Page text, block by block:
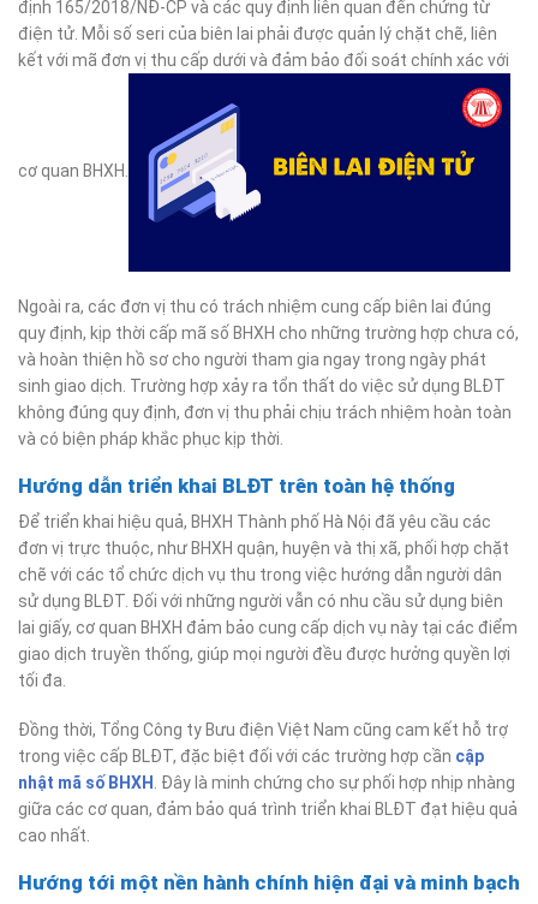
định 165/2018/NĐ-CP và các quy định liên quan đến chứng từ
điện tử. Mỗi số seri của biên lai phải được quản lý chặt chẽ, liên
kết với mã đơn vị thu cấp dưới và đảm bảo đối soát chính xác với
cơ quan BHXH.
Ngoài ra, các đơn vị thu có trách nhiệm cung cấp biên lai đúng
quy định, kịp thời cấp mã số BHXH cho những trường hợp chưa có,
và hoàn thiện hồ sơ cho người tham gia ngay trong ngày phát
sinh giao dịch. Trường hợp xảy ra tổn thất do việc sử dụng BLĐT
không đúng quy định, đơn vị thu phải chịu trách nhiệm hoàn toàn
và có biện pháp khắc phục kịp thời.
Hướng dẫn triển khai BLĐT trên toàn hệ thống
Để triển khai hiệu quả, BHXH Thành phố Hà Nội đã yêu cầu các
đơn vị trực thuộc, như BHXH quận, huyện và thị xã, phối hợp chặt
chẽ với các tổ chức dịch vụ thu trong việc hướng dẫn người dân
sử dụng BLĐT. Đối với những người vẫn có nhu cầu sử dụng biên
lai giấy, cơ quan BHXH đảm bảo cung cấp dịch vụ này tại các điểm
giao dịch truyền thống, giúp mọi người đều được hưởng quyền lợi
tối đa.
Đồng thời, Tổng Công ty Bưu điện Việt Nam cũng cam kết hỗ trợ
trong việc cấp BLĐT, đặc biệt đối với các trường hợp cần cập
nhật mã số BHXH . Đây là minh chứng cho sự phối hợp nhịp nhàng
giữa các cơ quan, đảm bảo quá trình triển khai BLĐT đạt hiệu quả
cao nhất.
Hướng tới một nền hành chính hiện đại và minh bạch